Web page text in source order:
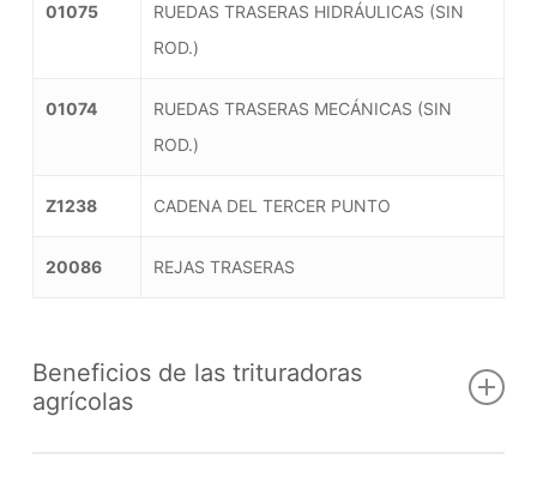
01075
RUEDAS TRASERAS HIDRÁULICAS (SIN
ROD.)
01074
RUEDAS TRASERAS MECÁNICAS (SIN
ROD.)
Z1238 CADENA DEL TERCER PUNTO
20086 REJAS TRASERAS
Beneficios de las trituradoras
agrícolas